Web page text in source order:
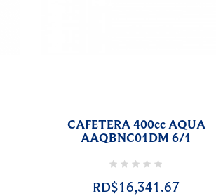
CAFETERA 400cc AQUA
AAQBNC01DM 6/1
RD$16,341.67